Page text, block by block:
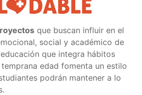
que buscan influir en el
social y académico de
que integra hábitos
edad fomenta un estilo
podrán mantener a lo